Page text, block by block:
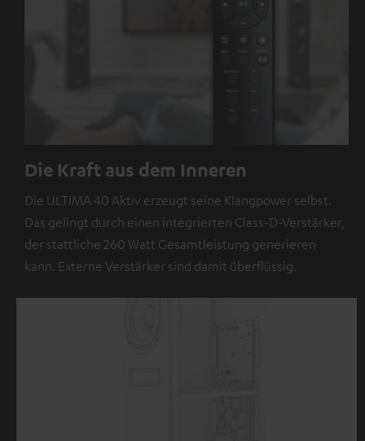
Die Kraft aus dem Inneren
Die ULTIMA 40 Aktiv erzeugt seine Klangpower selbst.
Das gelingt durch einen integrierten Class-D-Verstärker,
der stattliche 260 Watt Gesamtleistung generieren
kann. Externe Verstärker sind damit überflüssig.